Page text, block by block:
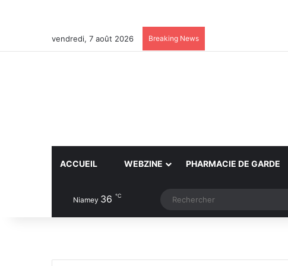
vendredi, 7 août 2026 Breaking News
ACCUEIL WEBZINE PHARMACIE DE GARDE
Niamey 36 ℃ Article Aléatoire
Switch skin